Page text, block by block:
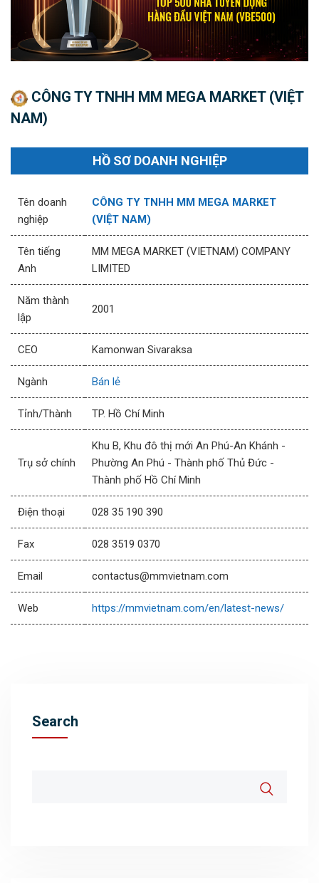
CÔNG TY TNHH MM MEGA MARKET (VIỆT
NAM)
HỒ SƠ DOANH NGHIỆP
Tên doanh
nghiệp
CÔNG TY TNHH MM MEGA MARKET
(VIỆT NAM)
Tên tiếng
Anh
MM MEGA MARKET (VIETNAM) COMPANY
LIMITED
Năm thành
lập
2001
CEO Kamonwan Sivaraksa
Ngành Bán lẻ
Tỉnh/Thành TP. Hồ Chí Minh
Trụ sở chính
Khu B, Khu đô thị mới An Phú-An Khánh -
Phường An Phú - Thành phố Thủ Đức -
Thành phố Hồ Chí Minh
Điện thoại 028 35 190 390
Fax 028 3519 0370
Email contactus@mmvietnam.com
Web https://mmvietnam.com/en/latest-news/
Search